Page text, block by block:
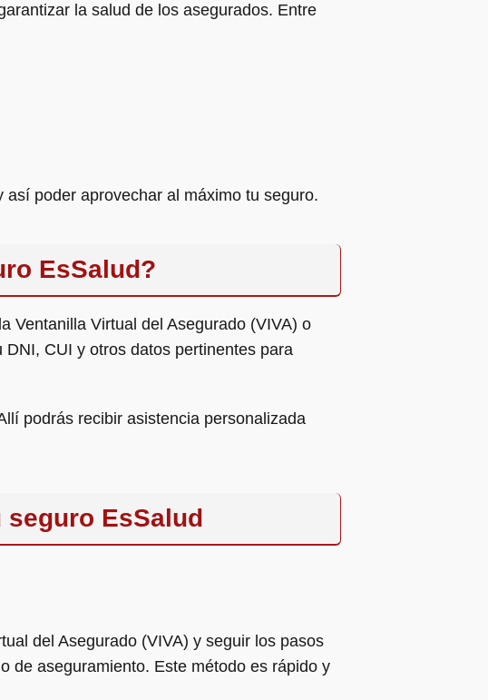
la salud de los asegurados. Entre
poder aprovechar al máximo tu seguro.
EsSalud?
Ventanilla Virtual del Asegurado (VIVA) o
CUI y otros datos pertinentes para
podrás recibir asistencia personalizada
EsSalud
del Asegurado (VIVA) y seguir los pasos
de aseguramiento. Este método es rápido y